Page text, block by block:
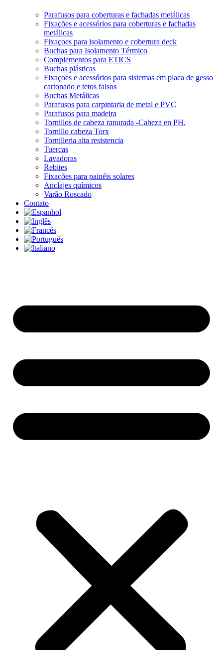
Parafusos para coberturas e fachadas metálicas
Fixações e acessórios para coberturas e fachadas
metálicas
Fixaçoes para isolamento e cobertura deck
Buchas para Isolamento Térmico
Complementos para ETICS
Buchas plásticas
Fixaçoes e acessórios para sistemas em placa de gesso
cartonado e tetos falsos
Buchas Metálicas
Parafusos para carpintaria de metal e PVC
Parafusos para madeira
Tornillos de cabeza ranurada -Cabeza en PH.
Tornillo cabeza Torx
Tornilleria alta resistencia
Tuercas
Lavadoras
Rebites
Fixações para painéis solares
Anclajes químicos
Varão Roscado
Contato